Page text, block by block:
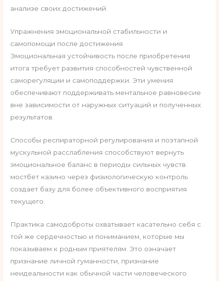
анализе своих достижений.
Упражнения эмоциональной стабильности и
самопомощи после достижения
Эмоциональная устойчивость после приобретения
итога требует развития способностей чувственной
саморегуляции и самоподдержки. Эти умения
обеспечивают поддерживать ментальное равновесие
вне зависимости от наружных ситуаций и полученных
результатов.
Способы респираторной регулирования и поэтапной
мускульной расслабления способствуют вернуть
эмоциональное баланс в периоды сильных чувств.
мостбет казино через физиологическую контроль
создает базу для более объективного восприятия
текущего.
Практика самодоброты охватывает касательно себя с
той же сердечностью и пониманием, которые мы
показываем к родным приятелям. Это означает
признание личной гуманности, признание
неидеальности как обычной части человеческого